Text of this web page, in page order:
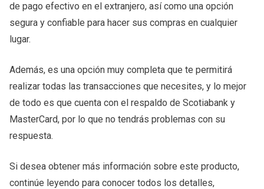
de pago efectivo en el extranjero, así como una opción
segura y confiable para hacer sus compras en cualquier
lugar.
Además, es una opción muy completa que te permitirá
realizar todas las transacciones que necesites, y lo mejor
de todo es que cuenta con el respaldo de Scotiabank y
MasterCard, por lo que no tendrás problemas con su
respuesta.
Si desea obtener más información sobre este producto,
continúe leyendo para conocer todos los detalles,